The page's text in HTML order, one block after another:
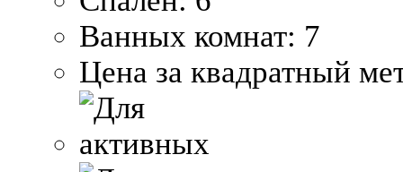
Ванных комнат: 7
Цена за квадратный